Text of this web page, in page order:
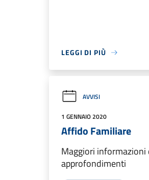
LEGGI DI PIÙ
AVVISI
1 GENNAIO 2020
Affido Familiare
Maggiori informazioni
approfondimenti